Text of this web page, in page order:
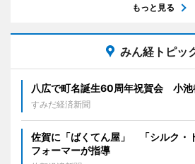
もっと見る
みん経トピッ
八広で町名誕生60周年祝賀会 小池
すみだ経済新聞
佐賀に「ばくてん屋」 「シルク・
フォーマーが指導